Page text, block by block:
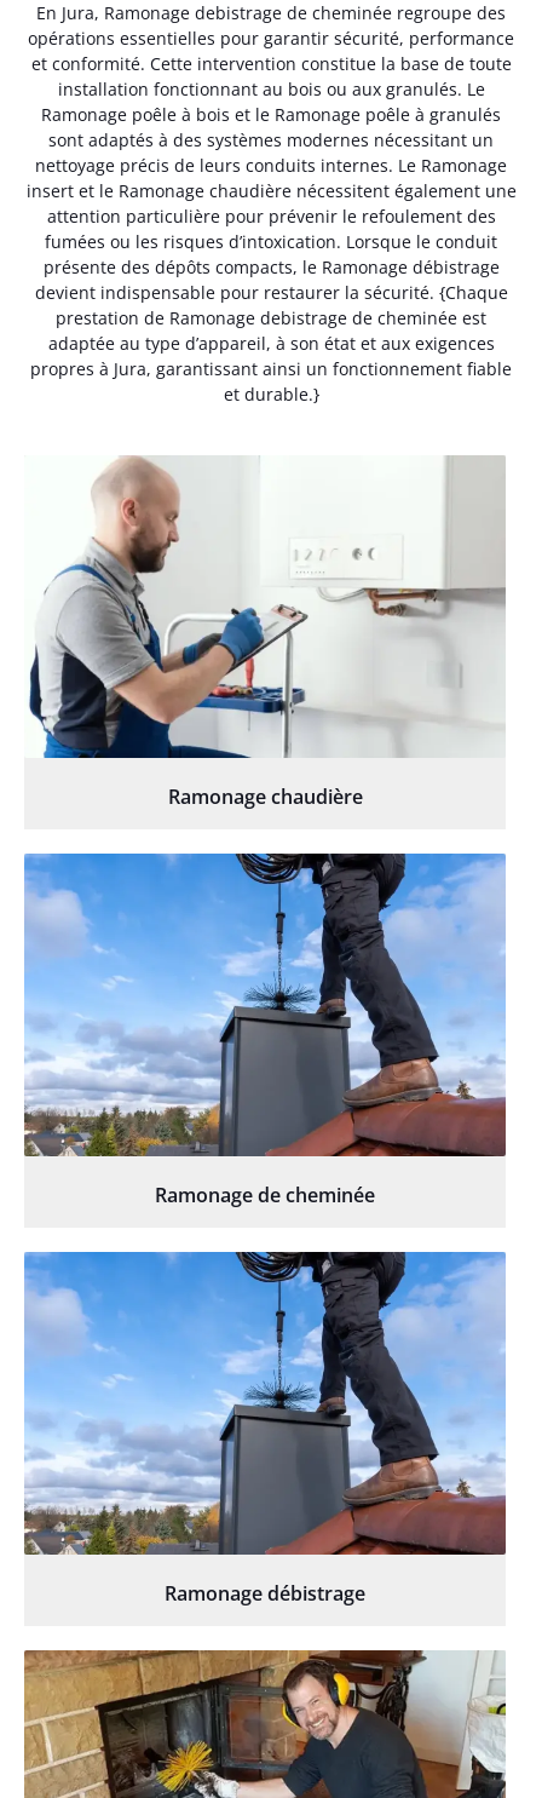
En Jura, Ramonage debistrage de cheminée regroupe des
opérations essentielles pour garantir sécurité, performance
et conformité. Cette intervention constitue la base de toute
installation fonctionnant au bois ou aux granulés. Le
Ramonage poêle à bois et le Ramonage poêle à granulés
sont adaptés à des systèmes modernes nécessitant un
nettoyage précis de leurs conduits internes. Le Ramonage
insert et le Ramonage chaudière nécessitent également une
attention particulière pour prévenir le refoulement des
fumées ou les risques d’intoxication. Lorsque le conduit
présente des dépôts compacts, le Ramonage débistrage
devient indispensable pour restaurer la sécurité. {Chaque
prestation de Ramonage debistrage de cheminée est
adaptée au type d’appareil, à son état et aux exigences
propres à Jura, garantissant ainsi un fonctionnement fiable
et durable.}
Ramonage chaudière
Ramonage de cheminée
Ramonage débistrage